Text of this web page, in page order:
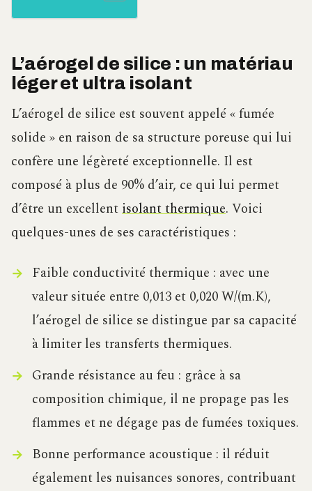
L’aérogel de silice : un matériau
léger et ultra isolant
L’aérogel de silice est souvent appelé « fumée
solide » en raison de sa structure poreuse qui lui
confère une légèreté exceptionnelle. Il est
composé à plus de 90% d’air, ce qui lui permet
d’être un excellentisolant thermique. Voici
quelques-unes de ses caractéristiques :
Faible conductivité thermique : avec une
valeur située entre 0,013 et 0,020 W/(m.K),
l’aérogel de silice se distingue par sa capacité
à limiter les transferts thermiques.
Grande résistance au feu : grâce à sa
composition chimique, il ne propage pas les
flammes et ne dégage pas de fumées toxiques.
Bonne performance acoustique : il réduit
également les nuisances sonores, contribuant